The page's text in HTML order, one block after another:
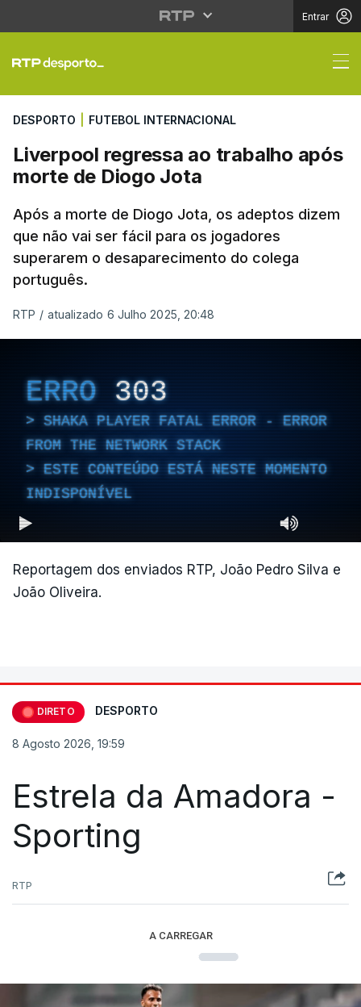
Entrar
Liverpool regressa
DESPORTO FUTEBOL INTERNACIONAL
Liverpool regressa ao trabalho após
morte de Diogo Jota
Após a morte de Diogo Jota, os adeptos dizem
que não vai ser fácil para os jogadores
superarem o desaparecimento do colega
português.
RTP / atualizado 6 Julho 2025, 20:48
ERRO 303
SHAKA PLAYER FATAL ERROR - ERROR
FROM THE NETWORK STACK
ESTE CONTEÚDO ESTÁ NESTE MOMENTO
INDISPONÍVEL
Reportagem dos enviados RTP, João Pedro Silva e
João Oliveira.
DIRETO DESPORTO
8 Agosto 2026, 19:59
Estrela da Amadora -
Sporting
RTP
A CARREGAR